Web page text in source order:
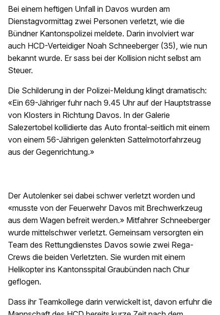
Bei einem heftigen Unfall in Davos wurden am
Dienstagvormittag zwei Personen verletzt, wie die
Bündner Kantonspolizei meldete. Darin involviert war
auch HCD-Verteidiger Noah Schneeberger (35), wie nun
bekannt wurde. Er sass bei der Kollision nicht selbst am
Steuer.
Die Schilderung in der Polizei-Meldung klingt dramatisch:
«Ein 69-Jähriger fuhr nach 9.45 Uhr auf der Hauptstrasse
von Klosters in Richtung Davos. In der Galerie
Salezertobel kollidierte das Auto frontal-seitlich mit einem
von einem 56-Jährigen gelenkten Sattelmotorfahrzeug
aus der Gegenrichtung.»
Der Autolenker sei dabei schwer verletzt worden und
«musste von der Feuerwehr Davos mit Brechwerkzeug
aus dem Wagen befreit werden.» Mitfahrer Schneeberger
wurde mittelschwer verletzt. Gemeinsam versorgten ein
Team des Rettungdienstes Davos sowie zwei Rega-
Crews die beiden Verletzten. Sie wurden mit einem
Helikopter ins Kantonsspital Graubünden nach Chur
geflogen.
Dass ihr Teamkollege darin verwickelt ist, davon erfuhr die